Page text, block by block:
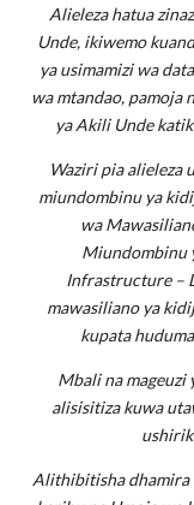
Alieleza hatua
Unde, ikiwemo
ya usimamizi wa
wa mtandao, pamoja
ya Akili Unde
Waziri pia alieleza
miundombinu ya
wa
Miundombinu
Infrastructure –
mawasiliano ya
kupata
Mbali na mageuzi
alisisitiza kuwa
Alithibitisha dhamira